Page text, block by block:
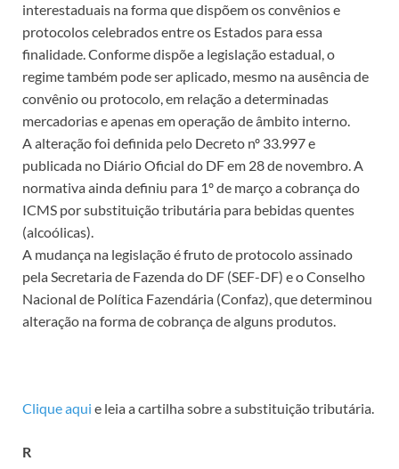
interestaduais na forma que dispõem os convênios e
protocolos celebrados entre os Estados para essa
finalidade. Conforme dispõe a legislação estadual, o
regime também pode ser aplicado, mesmo na ausência de
convênio ou protocolo, em relação a determinadas
mercadorias e apenas em operação de âmbito interno.
A alteração foi definida pelo Decreto nº 33.997 e
publicada no Diário Oficial do DF em 28 de novembro. A
normativa ainda definiu para 1º de março a cobrança do
ICMS por substituição tributária para bebidas quentes
(alcoólicas).
A mudança na legislação é fruto de protocolo assinado
pela Secretaria de Fazenda do DF (SEF-DF) e o Conselho
Nacional de Política Fazendária (Confaz), que determinou
alteração na forma de cobrança de alguns produtos.
Clique aqui e leia a cartilha sobre a substituição tributária.
R